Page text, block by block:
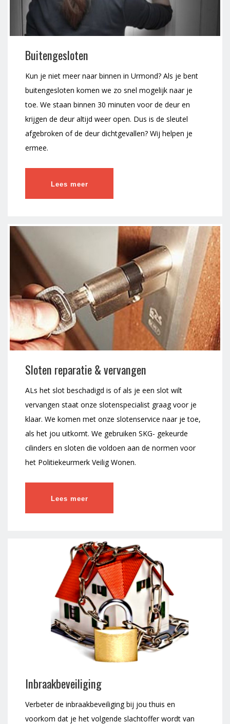
Buitengesloten
Kun je niet meer naar binnen in Urmond? Als je bent
buitengesloten komen we zo snel mogelijk naar je
toe. We staan binnen 30 minuten voor de deur en
krijgen de deur altijd weer open. Dus is de sleutel
afgebroken of de deur dichtgevallen? Wij helpen je
ermee.
Lees meer
Sloten reparatie & vervangen
ALs het slot beschadigd is of als je een slot wilt
vervangen staat onze slotenspecialist graag voor je
klaar. We komen met onze slotenservice naar je toe,
als het jou uitkomt. We gebruiken SKG- gekeurde
cilinders en sloten die voldoen aan de normen voor
het Politiekeurmerk Veilig Wonen.
Lees meer
Inbraakbeveiliging
Verbeter de inbraakbeveiliging bij jou thuis en
voorkom dat je het volgende slachtoffer wordt van